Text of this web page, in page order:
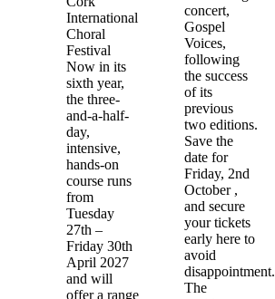
International
Choral
Festival
Now in its
sixth year,
the three-
and-a-half-
day,
intensive,
hands-on
course runs
from
Tuesday
27th –
Friday 30th
April 2027
and will
offer a range
concert,
Gospel
Voices,
following
the success
of its
previous
two editions.
Save the
date for
Friday, 2nd
October ,
and secure
your tickets
early here to
avoid
disappointment.
The